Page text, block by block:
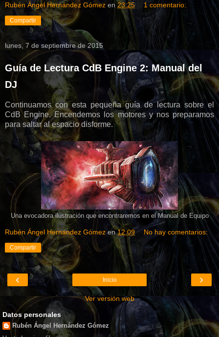
Rubén Ángel Hernández Gómez en 23:25 1 comentario:
Compartir
lunes, 7 de septiembre de 2015
Guía de Lectura CdB Engine 2: Manual del
DJ
Continuamos con esta pequeña guía de lectura sobre el
CdB Engine. Encendemos los motores y nos preparamos
para saltar al espacio disforme.
Una evocadora ilustración que encontraremos en el Manual de Equipo
Rubén Ángel Hernández Gómez en12:09 No hay comentarios:
Compartir
‹ ›
Inicio
Ver versión web
Datos personales
Rubén Ángel Hernández Gómez